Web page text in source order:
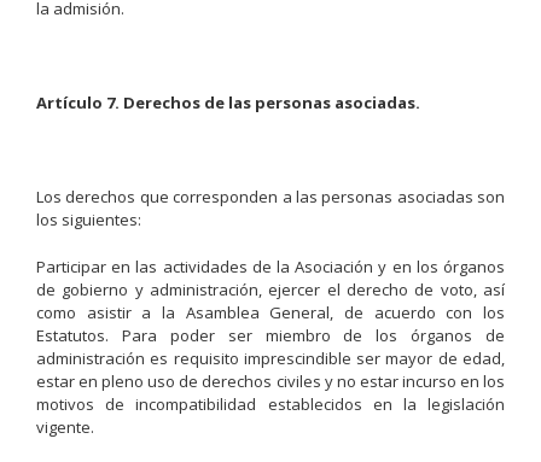
la admisión.
Artículo 7. Derechos de las personas asociadas.
Los derechos que corresponden a las personas asociadas son
los siguientes:
Participar en las actividades de la Asociación y en los órganos
de gobierno y administración, ejercer el derecho de voto, así
como asistir a la Asamblea General, de acuerdo con los
Estatutos. Para poder ser miembro de los órganos de
administración es requisito imprescindible ser mayor de edad,
estar en pleno uso de derechos civiles y no estar incurso en los
motivos de incompatibilidad establecidos en la legislación
vigente.